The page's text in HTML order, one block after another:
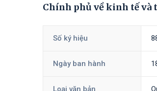
Chính phủ về kinh tế và
Số ký hiệu
Ngày ban hành
Loại văn bản